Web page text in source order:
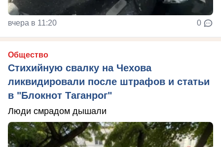
вчера в 11:20 0
Общество
Стихийную свалку на Чехова
ликвидировали после штрафов и статьи
в "Блокнот Таганрог"
Люди смрадом дышали